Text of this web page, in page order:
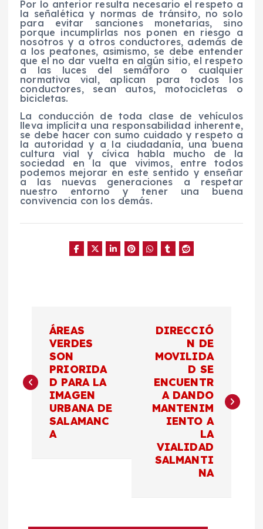
Por lo anterior resulta necesario el respeto a
la señalética y normas de tránsito, no solo
para evitar sanciones monetarias, sino
porque incumplirlas nos ponen en riesgo a
nosotros y a otros conductores, además de
a los peatones, asimismo, se debe entender
que el no dar vuelta en algún sitio, el respeto
a las luces del semáforo o cualquier
normativa vial, aplican para todos los
conductores, sean autos, motocicletas o
bicicletas.
La conducción de toda clase de vehículos
lleva implícita una responsabilidad inherente,
se debe hacer con sumo cuidado y respeto a
la autoridad y a la ciudadanía, una buena
cultura vial y cívica habla mucho de la
sociedad en la que vivimos, entre todos
podemos mejorar en este sentido y enseñar
a las nuevas generaciones a respetar
nuestro entorno y tener una buena
convivencia con los demás.
v
ÁREAS
VERDES
SON
PRIORIDA
D PARA LA
IMAGEN
URBANA DE
SALAMANC
A
DIRECCIÓ
N DE
MOVILIDA
D SE
ENCUENTR
A DANDO
MANTENIM
IENTO A
LA
VIALIDAD
SALMANTI
NA